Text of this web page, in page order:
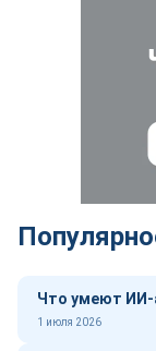
Что умеют ИИ-
1 июля 2026